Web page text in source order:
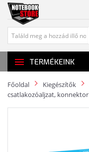
TERMÉKEINK
Főoldal Kiegészítők
csatlakozóaljzat, konnektor